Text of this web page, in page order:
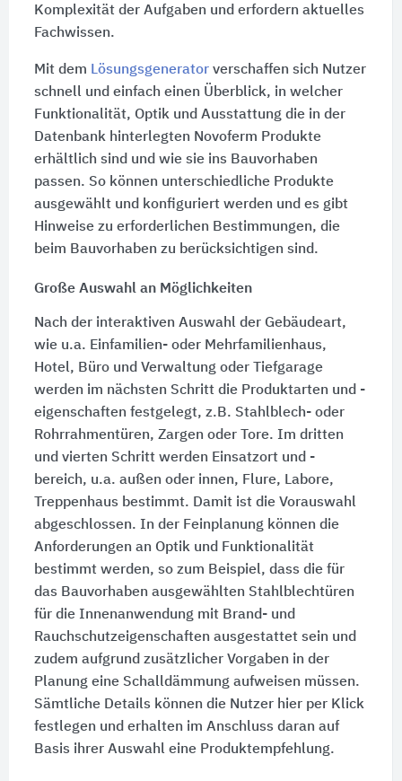
Komplexität der Aufgaben und erfordern aktuelles
Fachwissen.
Mit dem Lösungsgeneratorverschaffen sich Nutzer
schnell und einfach einen Überblick, in welcher
Funktionalität, Optik und Ausstattung die in der
Datenbank hinterlegten Novoferm Produkte
erhältlich sind und wie sie ins Bauvorhaben
passen. So können unterschiedliche Produkte
ausgewählt und konfiguriert werden und es gibt
Hinweise zu erforderlichen Bestimmungen, die
beim Bauvorhaben zu berücksichtigen sind.
Große Auswahl an Möglichkeiten
Nach der interaktiven Auswahl der Gebäudeart,
wie u.a. Einfamilien- oder Mehrfamilienhaus,
Hotel, Büro und Verwaltung oder Tiefgarage
werden im nächsten Schritt die Produktarten und -
eigenschaften festgelegt, z.B. Stahlblech- oder
Rohrrahmentüren, Zargen oder Tore. Im dritten
und vierten Schritt werden Einsatzort und -
bereich, u.a. außen oder innen, Flure, Labore,
Treppenhaus bestimmt. Damit ist die Vorauswahl
abgeschlossen. In der Feinplanung können die
Anforderungen an Optik und Funktionalität
bestimmt werden, so zum Beispiel, dass die für
das Bauvorhaben ausgewählten Stahlblechtüren
für die Innenanwendung mit Brand- und
Rauchschutzeigenschaften ausgestattet sein und
zudem aufgrund zusätzlicher Vorgaben in der
Planung eine Schalldämmung aufweisen müssen.
Sämtliche Details können die Nutzer hier per Klick
festlegen und erhalten im Anschluss daran auf
Basis ihrer Auswahl eine Produktempfehlung.